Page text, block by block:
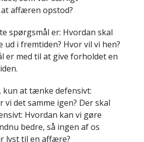
affæren opstod?
spørgsmål er: Hvordan skal
ud i fremtiden? Hvor vil vi hen?
er med til at give forholdet en
kun at tænke defensivt:
vi det samme igen? Der skal
Hvordan kan vi gøre
bedre, så ingen af os
lyst til en affære?